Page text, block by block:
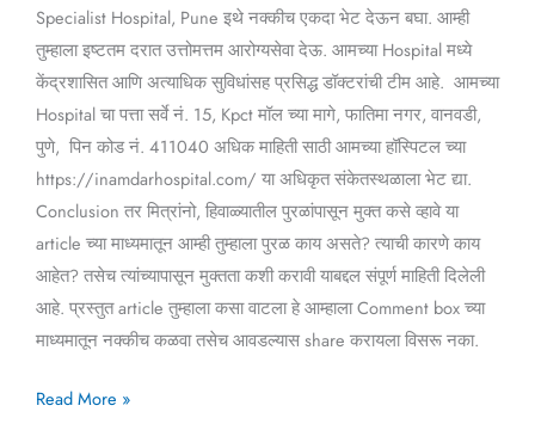
Specialist Hospital, Pune इथे नक्कीच एकदा भेट देऊन बघा. आम्ही
तुम्हाला इष्टतम दरात उत्तोमत्तम आरोग्यसेवा देऊ. आमच्या Hospital मध्ये
केंद्रशासित आणि अत्याधिक सुविधांसह प्रसिद्ध डॉक्टरांची टीम आहे. आमच्या
Hospital चा पत्ता सर्वे नं. 15, Kpct मॉल च्या मागे, फातिमा नगर, वानवडी,
पुणे, पिन कोड नं. 411040 अधिक माहिती साठी आमच्या हॉस्पिटल च्या
https://inamdarhospital.com/ या अधिकृत संकेतस्थळाला भेट द्या.
Conclusion तर मित्रांनो, हिवाळ्यातील पुरळांपासून मुक्त कसे व्हावे या
article च्या माध्यमातून आम्ही तुम्हाला पुरळ काय असते? त्याची कारणे काय
आहेत? तसेच त्यांच्यापासून मुक्तता कशी करावी याबद्दल संपूर्ण माहिती दिलेली
आहे. प्रस्तुत article तुम्हाला कसा वाटला हे आम्हाला Comment box च्या
माध्यमातून नक्कीच कळवा तसेच आवडल्यास share करायला विसरू नका.
Read More »